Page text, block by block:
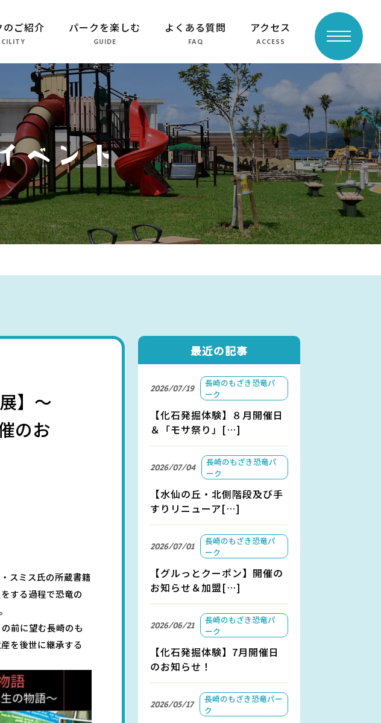
のご紹介 パークを楽しむ
GUIDE
よくある質問
FAQ
アクセス
ACCESS
toggle
navigation
よくある質問
周辺スポット
アクセス
】～
のお
スミス氏の所蔵書籍
する過程で恐竜の
前に望む長崎のも
を後世に継承する
最近の記事
2026/07/19
長崎のもざき恐竜パ
ーク
【化石発掘体験】８月開催日
＆「モサ祭り」[…]
2026/07/04
長崎のもざき恐竜パ
ーク
【水仙の丘・北側階段及び手
すりリニューア[…]
2026/07/01
長崎のもざき恐竜パ
ーク
【グルっとクーポン】開催の
お知らせ＆加盟[…]
2026/06/21
長崎のもざき恐竜パ
ーク
【化石発掘体験】7月開催日
のお知らせ！
2026/05/17
長崎のもざき恐竜パー
ク